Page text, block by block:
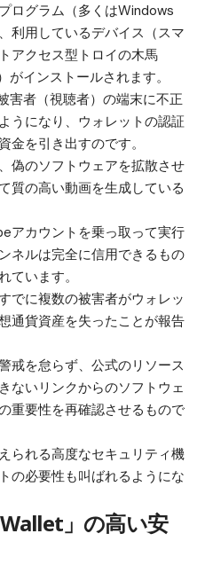
ログラム（多くはWindows
利用しているデバイス（スマ
アクセス型トロイの木馬
がインストールされます。
害者（視聴者）の端末に不正
うになり、ウォレットの認証
金を引き出すのです。
偽のソフトウェアを拡散させ
質の高い動画を生成している
アカウントを乗っ取って実行
ネルは完全に信用できるもの
ています。
でに複数の被害者がウォレッ
通貨資産を失ったことが報告
戒を怠らず、公式のリソース
ないリンクからのソフトウェ
重要性を再確認させるもので
られる高度なセキュリティ機
の必要性も叫ばれるようにな
」の高い安